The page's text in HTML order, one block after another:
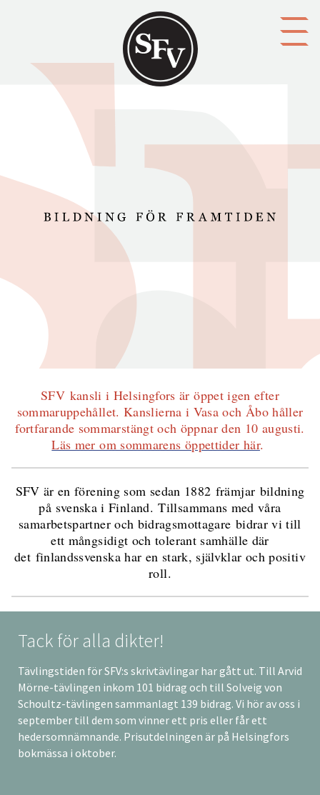
SFV kansli i Helsingfors är öppet igen efter
sommaruppehållet. Kanslierna i Vasa och Åbo håller
fortfarande sommarstängt och öppnar den 10 augusti.
Läs mer om sommarens öppettider här.
SFV är en förening som sedan 1882 främjar bildning
på svenska i Finland. Tillsammans med våra
samarbetspartner och bidragsmottagare bidrar vi till
ett mångsidigt och tolerant samhälle där
det finlandssvenska har en stark, självklar och positiv
roll.
Tack för alla dikter!
Tävlingstiden för SFV:s skrivtävlingar har gått ut. Till Arvid
Mörne-tävlingen inkom 101 bidrag och till Solveig von
Schoultz-tävlingen sammanlagt 139 bidrag. Vi hör av oss i
september till dem som vinner ett pris eller får ett
hedersomnämnande. Prisutdelningen är på Helsingfors
bokmässa i oktober.